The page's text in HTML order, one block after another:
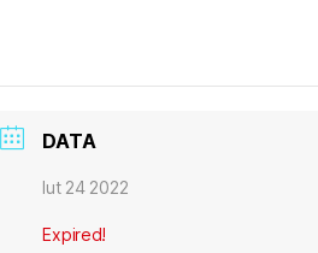
DATA
lut 24 2022
Expired!